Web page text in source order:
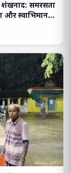
शंखनाद: समरसता
स्वाभिमान